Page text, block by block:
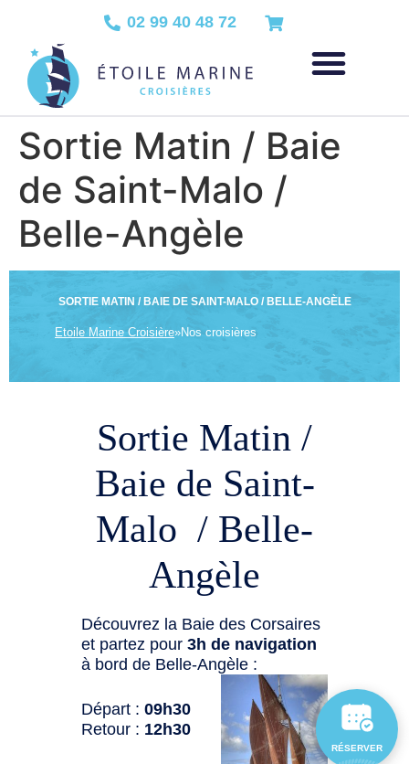
02 99 40 48 72
Sortie Matin / Baie
de Saint-Malo /
Belle-Angèle
SORTIE MATIN / BAIE DE SAINT-MALO / BELLE-ANGÈLE
Etoile Marine Croisière»Nos croisières
Sortie Matin /
Baie de Saint-
Malo / Belle-
Angèle
Découvrez la Baie des Corsaires
et partez pour3h de navigation
à bord de Belle-Angèle :
Départ :09h30
Retour : 12h30
RÉSERVER